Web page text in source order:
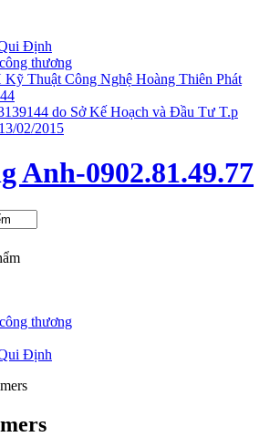
Định
thương
Thuật Công Nghệ Hoàng Thiên Phát
do Sở Kế Hoạch và Đầu Tư T.p
02/2015
thương
Định